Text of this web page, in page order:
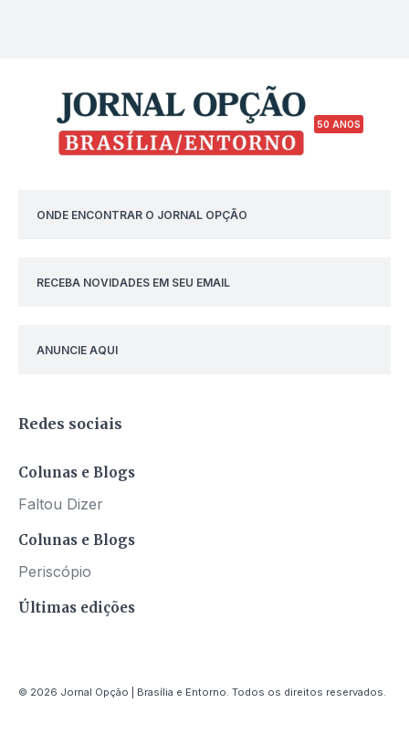
50 ANOS
ONDE ENCONTRAR O JORNAL OPÇÃO
RECEBA NOVIDADES EM SEU EMAIL
ANUNCIE AQUI
Redes sociais
Colunas e Blogs
Faltou Dizer
Colunas e Blogs
Periscópio
Últimas edições
© 2026 Jornal Opção | Brasília e Entorno. Todos os direitos reservados.